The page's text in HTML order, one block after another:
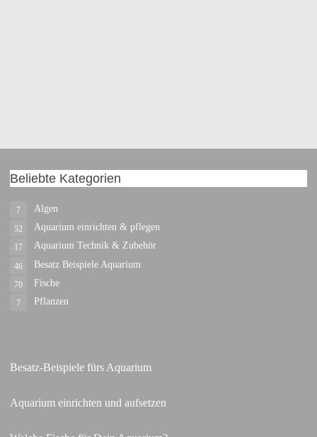
Beliebte Kategorien
Algen
7
Aquarium einrichten & pflegen
52
Aquarium Technik & Zubehör
17
Besatz Beispiele Aquarium
46
Fische
70
Pflanzen
7
Besatz-Beispiele fürs Aquarium
Aquarium einrichten und aufsetzen